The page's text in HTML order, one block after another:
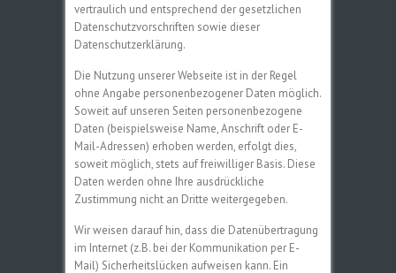
vertraulich und entsprechend der gesetzlichen
Datenschutzvorschriften sowie dieser
Datenschutzerklärung.
Die Nutzung unserer Webseite ist in der Regel
ohne Angabe personenbezogener Daten möglich.
Soweit auf unseren Seiten personenbezogene
Daten (beispielsweise Name, Anschrift oder E-
Mail-Adressen) erhoben werden, erfolgt dies,
soweit möglich, stets auf freiwilliger Basis. Diese
Daten werden ohne Ihre ausdrückliche
Zustimmung nicht an Dritte weitergegeben.
Wir weisen darauf hin, dass die Datenübertragung
im Internet (z.B. bei der Kommunikation per E-
Mail) Sicherheitslücken aufweisen kann. Ein